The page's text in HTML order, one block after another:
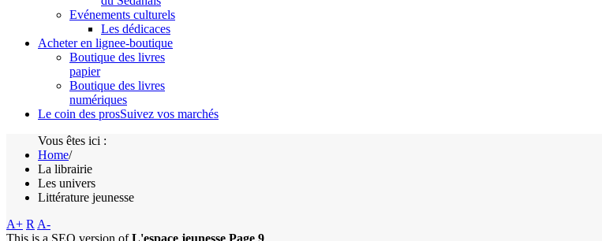
Evénements culturels
Les dédicaces
Acheter en lignee-boutique
Boutique des livres
papier
Boutique des livres
numériques
Le coin des prosSuivez vos marchés
Vous êtes ici :
Home/
La librairie
Les univers
Littérature jeunesse
A+ R A-
This is a SEO version ofL'espace jeunesse Page 9